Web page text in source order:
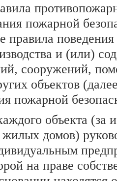
пожарной
правила
и (или)
сооружений,
объектов
пожарной
объекта (за
домов)
на праве